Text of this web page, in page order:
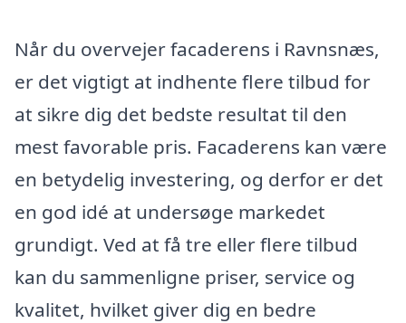
Når du overvejer facaderens i Ravnsnæs,
er det vigtigt at indhente flere tilbud for
at sikre dig det bedste resultat til den
mest favorable pris. Facaderens kan være
en betydelig investering, og derfor er det
en god idé at undersøge markedet
grundigt. Ved at få tre eller flere tilbud
kan du sammenligne priser, service og
kvalitet, hvilket giver dig en bedre